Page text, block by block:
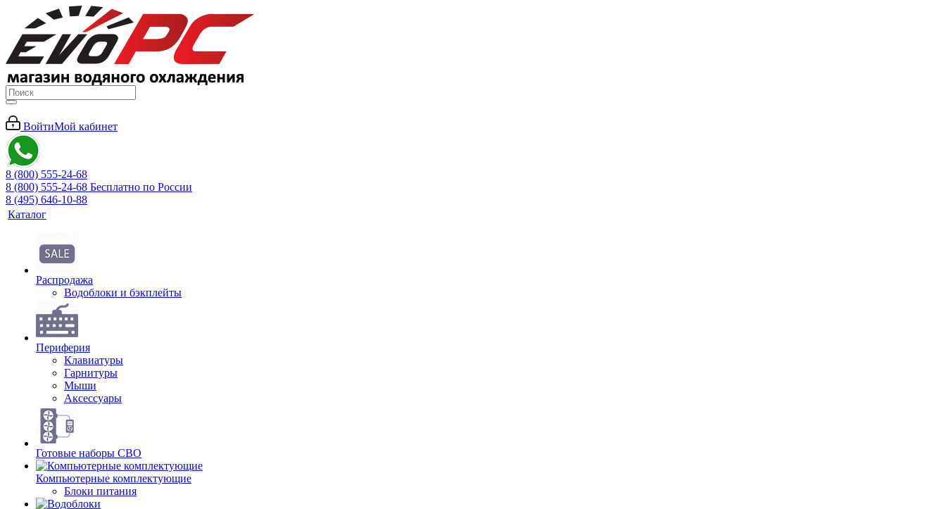
ВойтиМой кабинет
8 (800) 555-24-68
8 (800) 555-24-68 Бесплатно по России
8 (495) 646-10-88
Каталог
Распродажа
Водоблоки и бэкплейты
Периферия
Клавиатуры
Гарнитуры
Мыши
Аксессуары
Готовые наборы СВО
Компьютерные комплектующие
Блоки питания